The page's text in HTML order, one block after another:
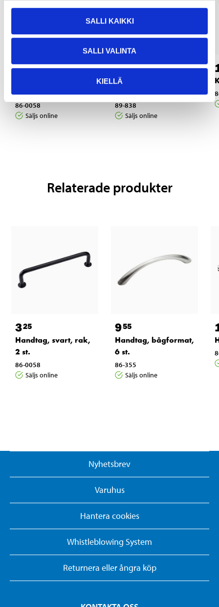
SALLI KAIKKI
SALLI VALINTA
KIELLÄ
325
2 st.
86-0058
Säljs online
325
Kantgångjärn 42 x
64 mm, 2 st.
89-838
Säljs online
Relaterade produkter
325
Handtag, svart, rak,
2 st.
86-0058
Säljs online
955
Handtag, bågformat,
6 st.
86-355
Säljs online
Nyhetsbrev
Varuhus
Hantera cookies
Whistleblowing System
Returnera eller ångra köp